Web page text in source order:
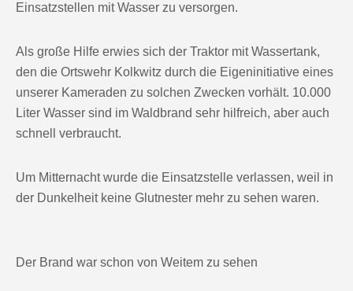
Einsatzstellen mit Wasser zu versorgen.
Als große Hilfe erwies sich der Traktor mit Wassertank,
den die Ortswehr Kolkwitz durch die Eigeninitiative eines
unserer Kameraden zu solchen Zwecken vorhält. 10.000
Liter Wasser sind im Waldbrand sehr hilfreich, aber auch
schnell verbraucht.
Um Mitternacht wurde die Einsatzstelle verlassen, weil in
der Dunkelheit keine Glutnester mehr zu sehen waren.
Der Brand war schon von Weitem zu sehen